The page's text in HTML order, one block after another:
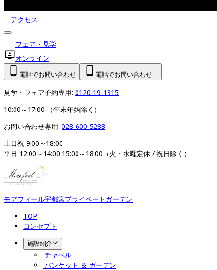
アクセス
フェア・見学
オンライン
電話でお問い合わせ 電話でお問い合わせ
見学・フェア予約専用: 0120-19-1815
10:00～17:00 （年末年始除く）
お問い合わせ専用: 028-600-5288
土日祝 9:00～18:00
平日 12:00～14:00 15:00～18:00（火・水曜定休 / 祝日除く）
モアフィール宇都宮プライベートガーデン
TOP
コンセプト
施設紹介
チャペル
バンケット ＆ ガーデン